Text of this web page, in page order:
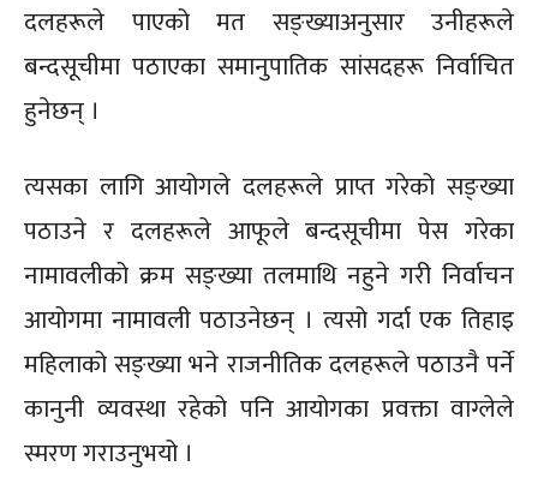
दलहरूले पाएको मत सङ्ख्याअनुसार उनीहरूले
बन्दसूचीमा पठाएका समानुपातिक सांसदहरू निर्वाचित
हुनेछन् ।
त्यसका लागि आयोगले दलहरूले प्राप्त गरेको सङ्ख्या
पठाउने र दलहरूले आफूले बन्दसूचीमा पेस गरेका
नामावलीको क्रम सङ्ख्या तलमाथि नहुने गरी निर्वाचन
आयोगमा नामावली पठाउनेछन् । त्यसो गर्दा एक तिहाइ
महिलाको सङ्ख्या भने राजनीतिक दलहरूले पठाउनै पर्ने
कानुनी व्यवस्था रहेको पनि आयोगका प्रवक्ता वाग्लेले
स्मरण गराउनुभयो ।